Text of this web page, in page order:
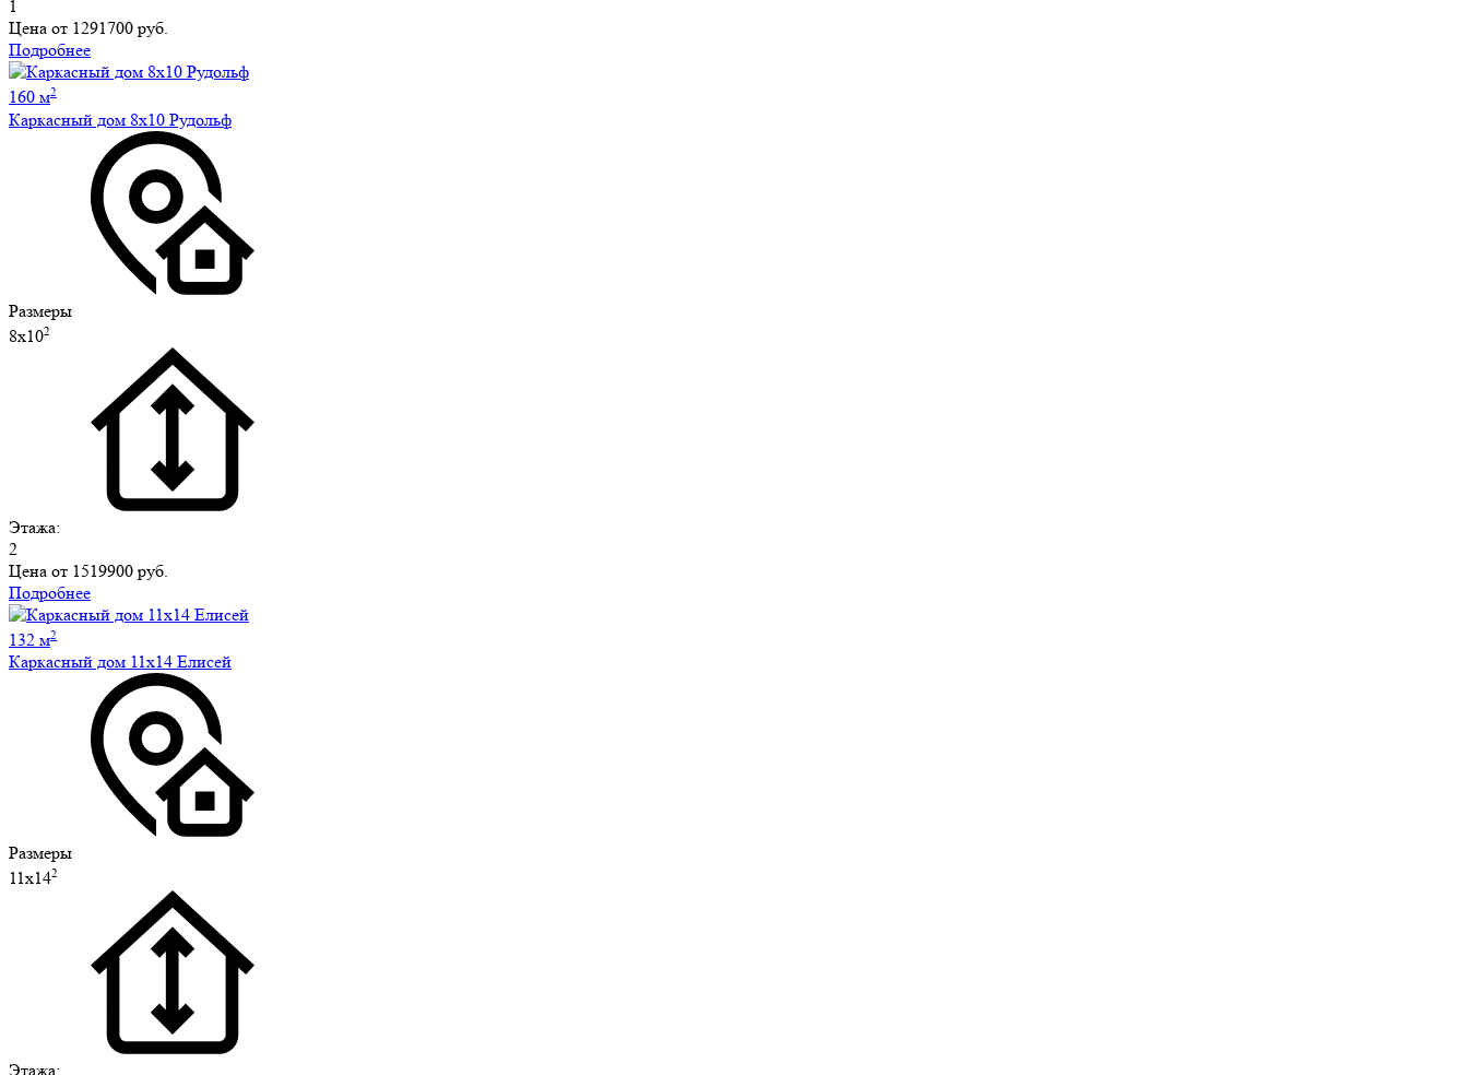
1
Цена от 1291700 руб.
Подробнее
160 м2
Каркасный дом 8х10 Рудольф
Размеры
8х102
Этажа:
2
Цена от 1519900 руб.
Подробнее
132 м2
Каркасный дом 11х14 Елисей
Размеры
11х142
Этажа: